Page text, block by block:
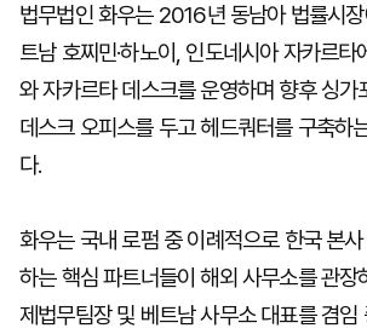
법무법인 화우는 2016년 동남아 법률시장
트남 호찌민·하노이, 인도네시아 자카르
와 자카르타 데스크를 운영하며 향후 싱가
데스크 오피스를 두고 헤드쿼터를 구축하
다.
화우는 국내 로펌 중 이례적으로 한국 본
하는 핵심 파트너들이 해외 사무소를 관장
제법무팀장 및 베트남 사무소 대표를 겸임